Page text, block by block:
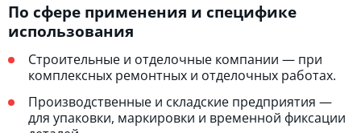
По сфере применения и специфике
использования
Строительные и отделочные компании — при
комплексных ремонтных и отделочных работах.
Производственные и складские предприятия —
для упаковки, маркировки и временной фиксации